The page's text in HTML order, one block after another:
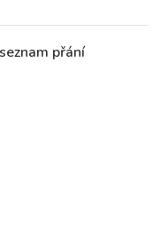
přání